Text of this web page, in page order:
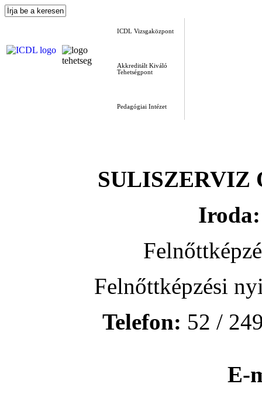
ICDL Vizsgaközpont
Akkreditált Kiváló
Tehetségpont
Pedagógiai Intézet
SULISZERVIZ
Iroda:
Felnőttképzési
Telefon: 52 /
E-